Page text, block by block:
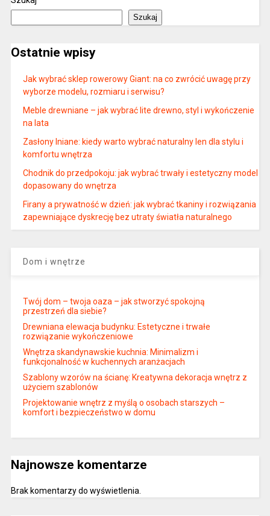
Szukaj
Ostatnie wpisy
Jak wybrać sklep rowerowy Giant: na co zwrócić uwagę przy
wyborze modelu, rozmiaru i serwisu?
Meble drewniane – jak wybrać lite drewno, styl i wykończenie
na lata
Zasłony lniane: kiedy warto wybrać naturalny len dla stylu i
komfortu wnętrza
Chodnik do przedpokoju: jak wybrać trwały i estetyczny model
dopasowany do wnętrza
Firany a prywatność w dzień: jak wybrać tkaniny i rozwiązania
zapewniające dyskrecję bez utraty światła naturalnego
Dom i wnętrze
Twój dom – twoja oaza – jak stworzyć spokojną
przestrzeń dla siebie?
Drewniana elewacja budynku: Estetyczne i trwałe
rozwiązanie wykończeniowe
Wnętrza skandynawskie kuchnia: Minimalizm i
funkcjonalność w kuchennych aranżacjach
Szablony wzorów na ścianę: Kreatywna dekoracja wnętrz z
użyciem szablonów
Projektowanie wnętrz z myślą o osobach starszych –
komfort i bezpieczeństwo w domu
Najnowsze komentarze
Brak komentarzy do wyświetlenia.